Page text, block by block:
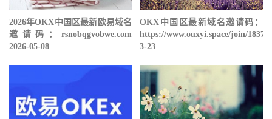
2026年OKX中国区最新欧易域名
邀请码：rsnobqgvobwe.com
2026-05-08
OKX中国区最新域名邀请码：
https://www.ouxyi.space/join/
3-23